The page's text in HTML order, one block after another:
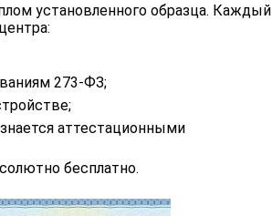
установленного образца. Каждый
273-ФЗ;
аттестационными
бесплатно.